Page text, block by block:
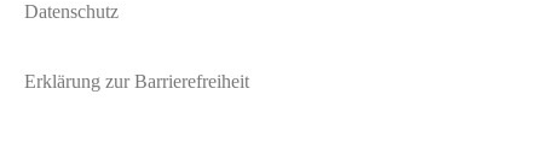
Datenschutz
Erklärung zur Barrierefreiheit